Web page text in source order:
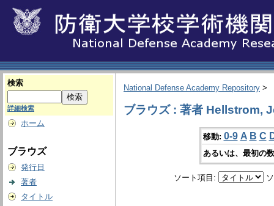
検索
詳細検索
ホーム
ブラウズ
発行日
著者
タイトル
National Defense Academy Repository >
ブラウズ : 著者 Hellstrom,
移動: 0-9 A B C
あるいは、最初の
ソート項目: